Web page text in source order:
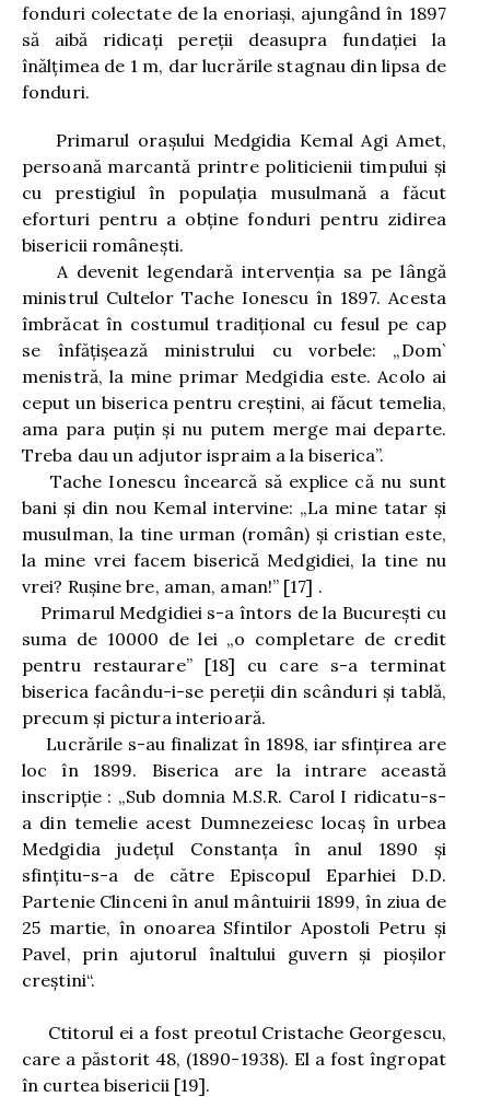
fonduri colectate de la enoriaşi, ajungând în 1897
să aibă ridicaţi pereţii deasupra fundaţiei la
înălţimea de 1 m, dar lucrările stagnau din lipsa de
fonduri.
Primarul oraşului Medgidia Kemal Agi Amet,
persoană marcantă printre politicienii timpului şi
cu prestigiul în populaţia musulmană a făcut
eforturi pentru a obţine fonduri pentru zidirea
bisericii româneşti.
A devenit legendară intervenţia sa pe lângă
ministrul Cultelor Tache Ionescu în 1897. Acesta
îmbrăcat în costumul tradiţional cu fesul pe cap
se înfăţişează ministrului cu vorbele: „Dom`
menistră, la mine primar Medgidia este. Acolo ai
ceput un biserica pentru creştini, ai făcut temelia,
ama para puţin şi nu putem merge mai departe.
Treba dau un adjutor ispraim a la biserica”.
Tache Ionescu încearcă să explice că nu sunt
bani şi din nou Kemal intervine: „La mine tatar şi
musulman, la tine urman (român) şi cristian este,
la mine vrei facem biserică Medgidiei, la tine nu
vrei? Ruşine bre, aman, aman!” [17] .
Primarul Medgidiei s-a întors de la Bucureşti cu
suma de 10000 de lei „o completare de credit
pentru restaurare” [18] cu care s-a terminat
biserica facându-i-se pereţii din scânduri şi tablă,
precum şi pictura interioară.
Lucrările s-au finalizat în 1898, iar sfinţirea are
loc în 1899. Biserica are la intrare această
inscripţie : „Sub domnia M.S.R. Carol I ridicatu-s-
a din temelie acest Dumnezeiesc locaş în urbea
Medgidia judeţul Constanţa în anul 1890 şi
sfinţitu-s-a de către Episcopul Eparhiei D.D.
Partenie Clinceni în anul mântuirii 1899, în ziua de
25 martie, în onoarea Sfintilor Apostoli Petru şi
Pavel, prin ajutorul înaltului guvern şi pioşilor
creştini“.
Ctitorul ei a fost preotul Cristache Georgescu,
care a păstorit 48, (1890-1938). El a fost îngropat
în curtea bisericii [19].